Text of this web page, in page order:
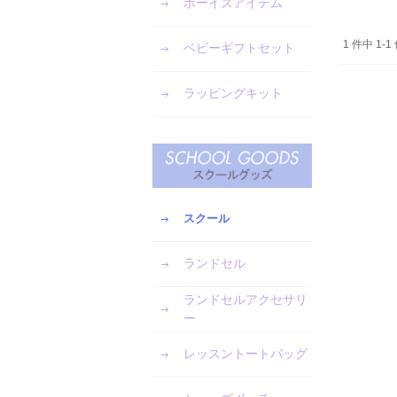
ベビーギフトセット
ラッピングキット
スクール
ランドセル
ランドセルアクセサリ
ー
レッスントートバッグ
1 件中 1-1